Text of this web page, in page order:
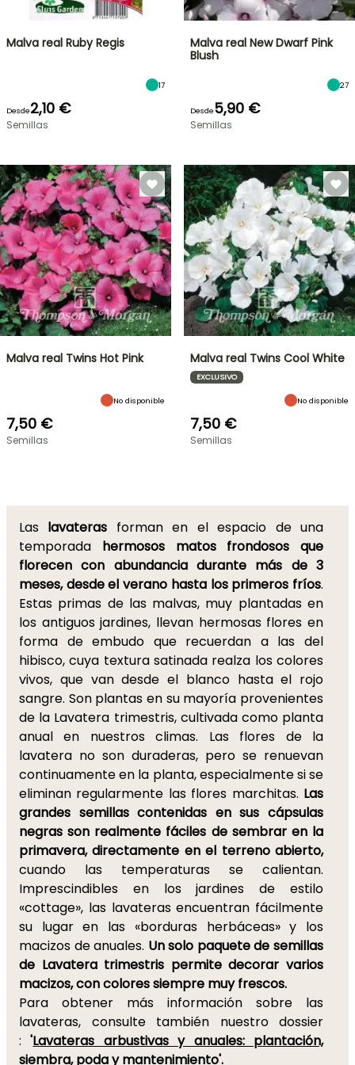
Malva real Ruby Regis
17
Desde2,10 €
Semillas
Malva real New Dwarf Pink
Blush
27
Desde5,90 €
Semillas
Malva real Twins Hot Pink
No disponible
7,50 €
Semillas
Malva real Twins Cool White
EXCLUSIVO
No disponible
7,50 €
Semillas
Las lavateras forman en el espacio de una
temporada hermosos matos frondosos que
florecen con abundancia durante más de 3
meses, desde el verano hasta los primeros fríos.
Estas primas de las malvas, muy plantadas en
los antiguos jardines, llevan hermosas flores en
forma de embudo que recuerdan a las del
hibisco, cuya textura satinada realza los colores
vivos, que van desde el blanco hasta el rojo
sangre. Son plantas en su mayoría provenientes
de la Lavatera trimestris, cultivada como planta
anual en nuestros climas. Las flores de la
lavatera no son duraderas, pero se renuevan
continuamente en la planta, especialmente si se
eliminan regularmente las flores marchitas. Las
grandes semillas contenidas en sus cápsulas
negras son realmente fáciles de sembrar en la
primavera, directamente en el terreno abierto,
cuando las temperaturas se calientan.
Imprescindibles en los jardines de estilo
«cottage», las lavateras encuentran fácilmente
su lugar en las «borduras herbáceas» y los
macizos de anuales. Un solo paquete de semillas
de Lavatera trimestris permite decorar varios
macizos, con colores siempre muy frescos.
Para obtener más información sobre las
lavateras, consulte también nuestro dossier
: 'Lavateras arbustivas y anuales: plantación,
siembra, poda y mantenimiento'.